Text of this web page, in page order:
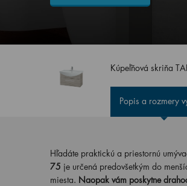
Kúpeľňová skriňa
Popis a rozmery
Hľadáte praktickú a priestornú
75 je určená predovšetkým do
miesta. Naopak vám poskytne